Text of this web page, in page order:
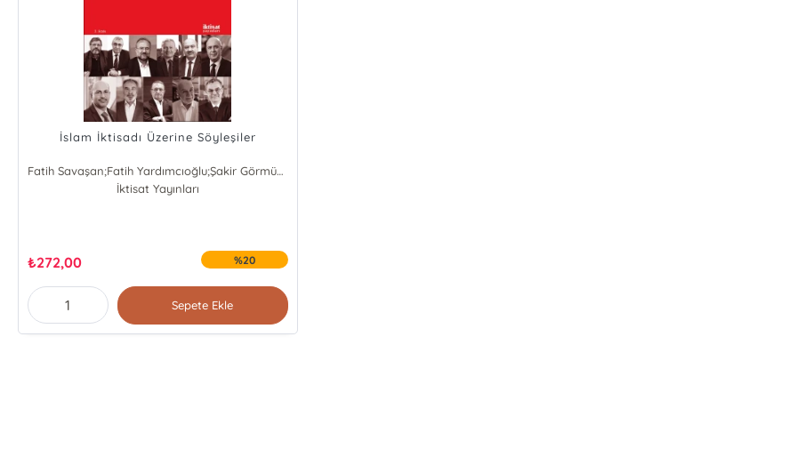
İslam İktisadı Üzerine Söyleşiler
Fatih Savaşan;Fatih Yardımcıoğlu;Şakir Görmüş;Süleyman Kaya
İktisat Yayınları
₺272,00 %20
Sepete Ekle